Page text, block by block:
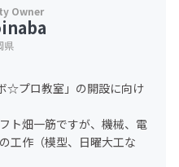
県
☆プロ教室」の開設に向け
ト畑一筋ですが、機械、電
工作（模型、日曜大工な